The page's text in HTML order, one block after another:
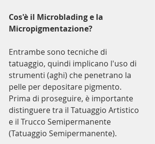
Cos'è il Microblading e la
Micropigmentazione?
Entrambe sono tecniche di
tatuaggio, quindi implicano l'uso di
strumenti (aghi) che penetrano la
pelle per depositare pigmento.
Prima di proseguire, è importante
distinguere tra il Tatuaggio Artistico
e il Trucco Semipermanente
(Tatuaggio Semipermanente).